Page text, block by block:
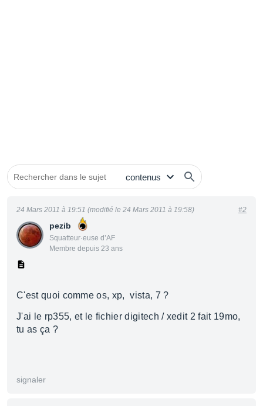
pezib
Squatteur·euse d’AF
Membre depuis 23 ans
24 Mars 2011 à 19:51 (modifié le 24 Mars 2011 à 19:58) #2
C'est quoi comme os, xp, vista, 7 ?
J'ai le rp355, et le fichier digitech / xedit 2 fait 19mo,
tu as ça ?
signaler